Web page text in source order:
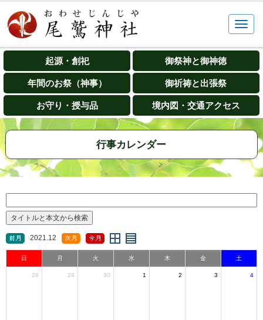
起源・創祀 御祭神と御神徳
年間のお祭（神事） 御祈祷と出張祭
お守り・授与品 境内図・交通アクセス
行事カレンダー
2021.12
日 月 火 水 木 金 土
28 29 30 1 2 3 4